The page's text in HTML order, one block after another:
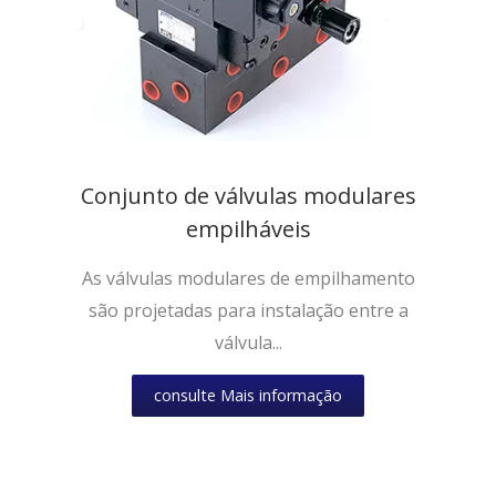
Conjunto de válvulas modulares
empilháveis
As válvulas modulares de empilhamento
são projetadas para instalação entre a
válvula...
consulte Mais informação